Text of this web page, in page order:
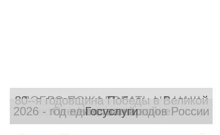
ДОБРО ПОЖАЛОВАТЬ НА НАШ
САЙТ!
Коллектив школы
Телефон доверия для подростков
Наша школа
80--я годовщина Победы в Великой
Отечественной войне
2026 - год единства народов России
Госуслуги